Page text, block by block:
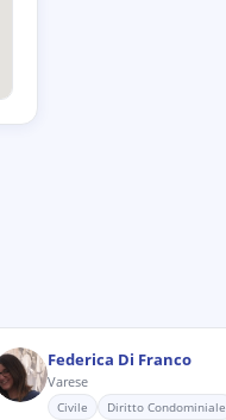
Federica Di Franco
Varese
Civile Diritto Condominiale